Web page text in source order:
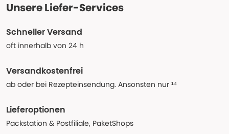
Unsere Liefer-Services
Schneller Versand
oft innerhalb von 24 h
Versandkostenfrei
ab oder bei Rezepteinsendung. Ansonsten nur ¹⁴
Lieferoptionen
Packstation & Postfiliale, PaketShops